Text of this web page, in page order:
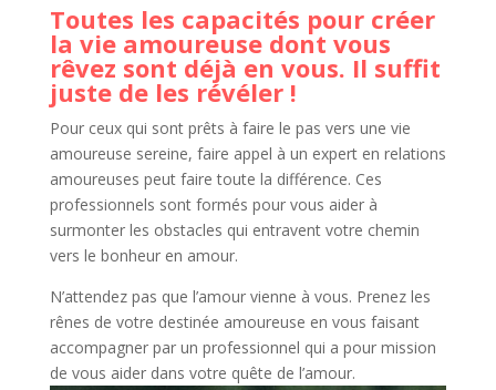
Toutes les capacités pour créer
la vie amoureuse dont vous
rêvez sont déjà en vous. Il suffit
juste de les révéler !
Pour ceux qui sont prêts à faire le pas vers une vie
amoureuse sereine, faire appel à un expert en relations
amoureuses peut faire toute la différence. Ces
professionnels sont formés pour vous aider à
surmonter les obstacles qui entravent votre chemin
vers le bonheur en amour.
N’attendez pas que l’amour vienne à vous. Prenez les
rênes de votre destinée amoureuse en vous faisant
accompagner par un professionnel qui a pour mission
de vous aider dans votre quête de l’amour.